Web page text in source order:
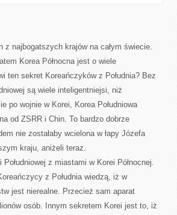
z najbogatszych krajów na całym świecie.
Korea Północna jest o wiele
ten sekret Koreańczyków z Południa? Bez
są wiele inteligentniejsi, niż
po wojnie w Korei, Korea Południowa
od ZSRR i Chin. To bardzo dobrze
nie zostałaby wcielona w łapy Józefa
kraju, aniżeli teraz.
z miastami w Korei Północnej.
z Południa wiedzą, iż w
jest nierealne. Przecież sam aparat
osób. Innym sekretem Korei jest to, iż